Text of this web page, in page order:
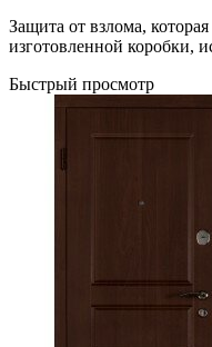
Защита от взлома,
изготовленной коробки,
Быстрый просмотр